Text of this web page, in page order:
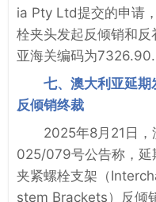
ia Pty Ltd提交的申请
栓夹头发起反倾销和
亚海关编码为
七、澳大利亚延
反倾销终裁
2025年8月21日
025/079号公告称，延
夹紧螺栓支架（
stem Brackets）反倾